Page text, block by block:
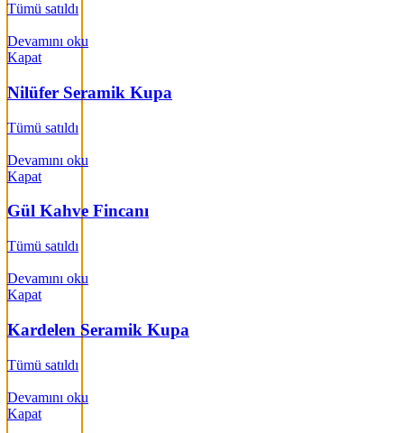
Tümü satıldı
Devamını oku
Kapat
Nilüfer Seramik Kupa
Tümü satıldı
Devamını oku
Kapat
Gül Kahve Fincanı
Tümü satıldı
Devamını oku
Kapat
Kardelen Seramik Kupa
Tümü satıldı
Devamını oku
Kapat